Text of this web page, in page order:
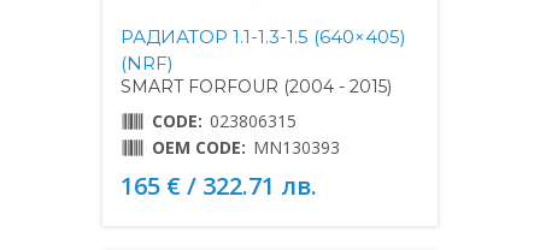
РАДИАТОР 1.1-1.3-1.5 (640×405)
(NRF)
SMART FORFOUR (2004 - 2015)
CODE: 023806315
OEM CODE: MN130393
165 € / 322.71 лв.